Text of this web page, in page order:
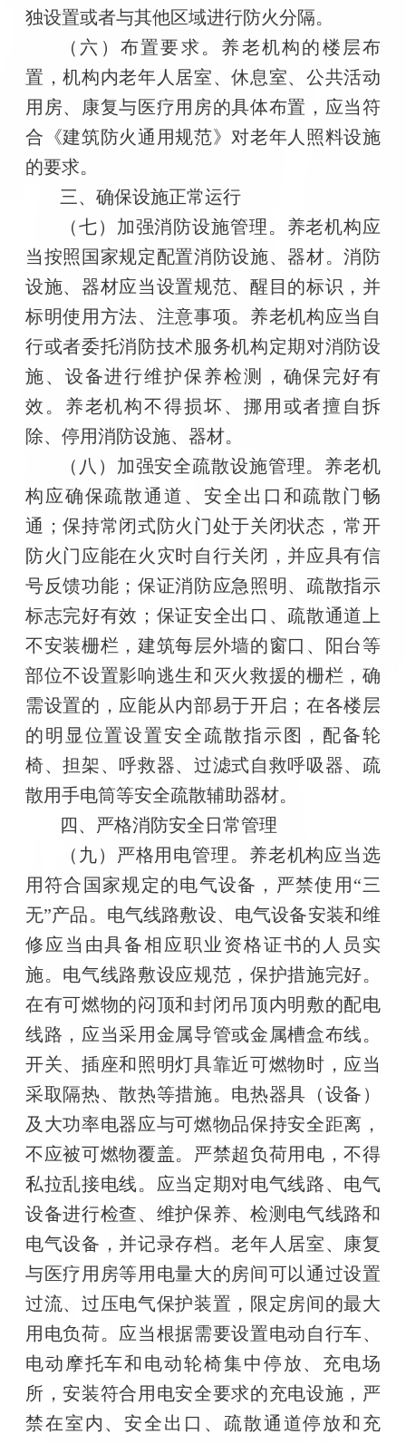
独设置或者与其他区域进行防火分隔。
（六）布置要求。养老机构的楼层布
置，机构内老年人居室、休息室、公共活动
用房、康复与医疗用房的具体布置，应当符
合《建筑防火通用规范》对老年人照料设施
的要求。
三、确保设施正常运行
（七）加强消防设施管理。养老机构应
当按照国家规定配置消防设施、器材。消防
设施、器材应当设置规范、醒目的标识，并
标明使用方法、注意事项。养老机构应当自
行或者委托消防技术服务机构定期对消防设
施、设备进行维护保养检测，确保完好有
效。养老机构不得损坏、挪用或者擅自拆
除、停用消防设施、器材。
（八）加强安全疏散设施管理。养老机
构应确保疏散通道、安全出口和疏散门畅
通；保持常闭式防火门处于关闭状态，常开
防火门应能在火灾时自行关闭，并应具有信
号反馈功能；保证消防应急照明、疏散指示
标志完好有效；保证安全出口、疏散通道上
不安装栅栏，建筑每层外墙的窗口、阳台等
部位不设置影响逃生和灭火救援的栅栏，确
需设置的，应能从内部易于开启；在各楼层
的明显位置设置安全疏散指示图，配备轮
椅、担架、呼救器、过滤式自救呼吸器、疏
散用手电筒等安全疏散辅助器材。
四、严格消防安全日常管理
（九）严格用电管理。养老机构应当选
用符合国家规定的电气设备，严禁使用“三
无”产品。电气线路敷设、电气设备安装和维
修应当由具备相应职业资格证书的人员实
施。电气线路敷设应规范，保护措施完好。
在有可燃物的闷顶和封闭吊顶内明敷的配电
线路，应当采用金属导管或金属槽盒布线。
开关、插座和照明灯具靠近可燃物时，应当
采取隔热、散热等措施。电热器具（设备）
及大功率电器应与可燃物品保持安全距离，
不应被可燃物覆盖。严禁超负荷用电，不得
私拉乱接电线。应当定期对电气线路、电气
设备进行检查、维护保养、检测电气线路和
电气设备，并记录存档。老年人居室、康复
与医疗用房等用电量大的房间可以通过设置
过流、过压电气保护装置，限定房间的最大
用电负荷。应当根据需要设置电动自行车、
电动摩托车和电动轮椅集中停放、充电场
所，安装符合用电安全要求的充电设施，严
禁在室内、安全出口、疏散通道停放和充